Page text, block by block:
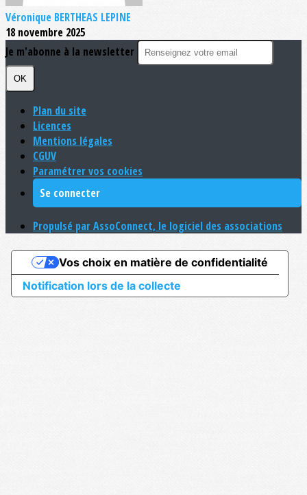
Véronique BERTHEAS LEPINE
18 novembre 2025
Je m'abonne à la newsletter
OK
Plan du site
Licences
Mentions légales
CGUV
Paramétrer vos cookies
Se connecter
Propulsé par AssoConnect, le logiciel des associations
Notification lors de la collecte
Vos choix en matière de confidentialité